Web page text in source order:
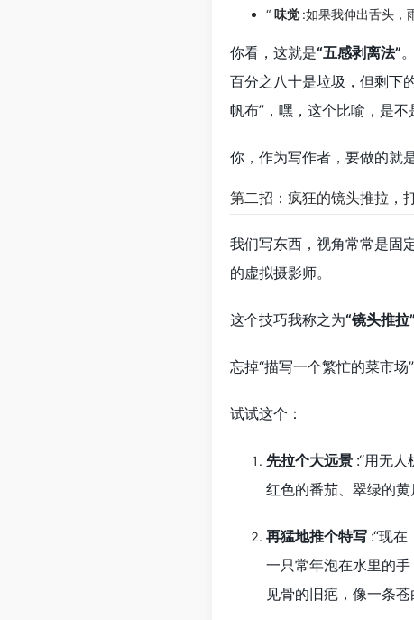
“ 味觉 :如果我伸出舌头，
你看，这就是“五感剥离法”
百分之八十是垃圾，但剩下
帆布”，嘿，这个比喻，是不
你，作为写作者，要做的就
第二招：疯狂的镜头推拉，
我们写东西，视角常常是固
的虚拟摄影师。
这个技巧我称之为“镜头推拉”
忘掉“描写一个繁忙的菜市场
试试这个：
先拉个大远景 :“用无
红色的番茄、翠绿的
再猛地推个特写 :“现
一只常年泡在水里的
见骨的旧疤，像一条